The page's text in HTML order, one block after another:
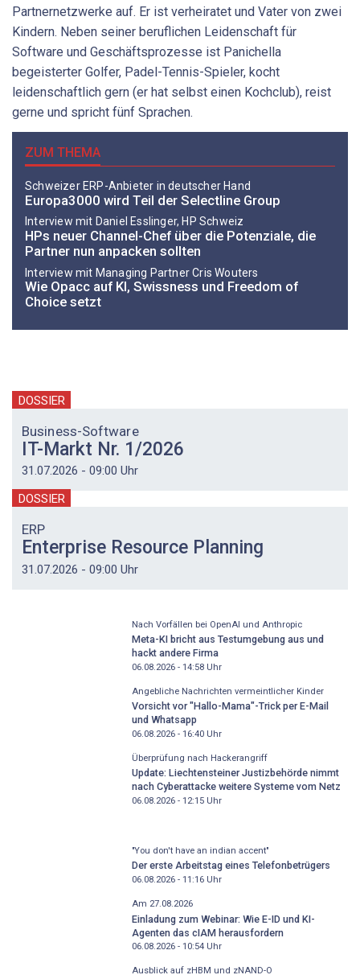
Partnernetzwerke auf. Er ist verheiratet und Vater von zwei
Kindern. Neben seiner beruflichen Leidenschaft für
Software und Geschäftsprozesse ist Panichella
begeisterter Golfer, Padel-Tennis-Spieler, kocht
leidenschaftlich gern (er hat selbst einen Kochclub), reist
gerne und spricht fünf Sprachen.
ZUM THEMA
Schweizer ERP-Anbieter in deutscher Hand
Europa3000 wird Teil der Selectline Group
Interview mit Daniel Esslinger, HP Schweiz
HPs neuer Channel-Chef über die Potenziale, die
Partner nun anpacken sollten
Interview mit Managing Partner Cris Wouters
Wie Opacc auf KI, Swissness und Freedom of
Choice setzt
DOSSIER
Business-Software
IT-Markt Nr. 1/2026
31.07.2026 - 09:00 Uhr
DOSSIER
ERP
Enterprise Resource Planning
31.07.2026 - 09:00 Uhr
Nach Vorfällen bei OpenAI und Anthropic
Meta-KI bricht aus Testumgebung aus und
hackt andere Firma
06.08.2026 - 14:58Uhr
Angebliche Nachrichten vermeintlicher Kinder
Vorsicht vor "Hallo-Mama"-Trick per E-Mail
und Whatsapp
06.08.2026 - 16:40Uhr
Überprüfung nach Hackerangriff
Update: Liechtensteiner Justizbehörde nimmt
nach Cyberattacke weitere Systeme vom Netz
06.08.2026 - 12:15Uhr
"You don't have an indian accent"
Der erste Arbeitstag eines Telefonbetrügers
06.08.2026 - 11:16Uhr
Am 27.08.2026
Einladung zum Webinar: Wie E-ID und KI-
Agenten das cIAM herausfordern
06.08.2026 - 10:54Uhr
Ausblick auf zHBM und zNAND-O